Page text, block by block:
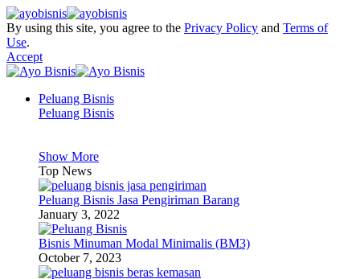
By using this site, you agree to the Privacy Policy and Terms of
Use.
Accept
Peluang Bisnis
Peluang Bisnis
Show More
Top News
Peluang Bisnis Jasa Pengiriman Barang
January 3, 2022
Bisnis Minuman Modal Minimalis (BM3)
October 7, 2023